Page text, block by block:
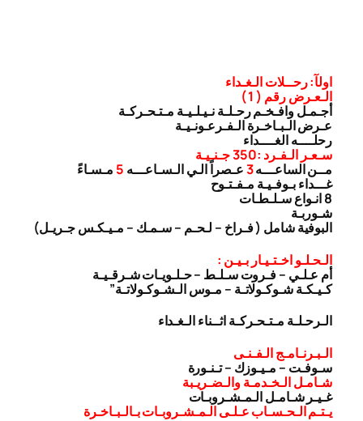
اولآ: رحــلات الـغـداء
الـعـرض رقم ( 1 )
أجـمـل وافـخـم رحـلـة نـيـلـيـة مـتـحـركـة
عـرض الـبـاخـرة الـفـرعـونـيـة
رحلــــه الغــــداء
سـعـر الـفـرد :350 جـنـيـة
مــن الساعـــه3عـصراً الـي الـسـاعـــه 5 مـسـاءً
غـــداء بـوفـيـة مـفـتـوح
8 انـواع سـلـطـات
شـوربـة
البوفية شامل ( فـراخ – لـحـم – سـمـك – مـيـكـس جـريـل)
الـحـلـو اخـتـيـار بـيـن :
أم عـلـي – فـروت سـلـط – حـلـويـات شـرقـيـة
كـيـكـة شـوكـولاتـة – مـوس الـشـوكـولاتـة”
الـرحـلـة مـتـحـركـة اثــناء الـغـداء
الـبـرنـامـج الـفـنـى
سـوفـت – مـيـوزك – تـنـورة
شـامـل الـخـدمـة والـضـريـبة
غـيـر شـامـل الـمـشـروبـات
يـتـم الـحـسـاب عـلـى الـمـشـروبـات بـالـبـاخـرة